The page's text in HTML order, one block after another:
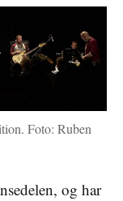
Foto: Ruben
og har